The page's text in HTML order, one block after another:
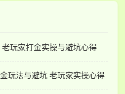
玩家打金实操与避坑心得
玩法与避坑 老玩家实操心得